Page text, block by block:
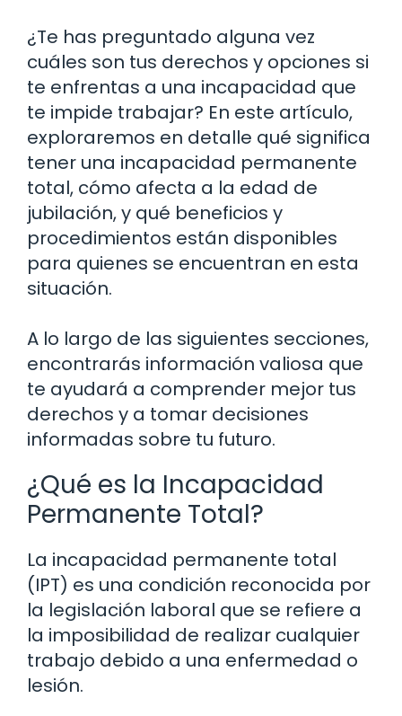
¿Te has preguntado alguna vez
cuáles son tus derechos y opciones si
te enfrentas a una incapacidad que
te impide trabajar? En este artículo,
exploraremos en detalle qué significa
tener una incapacidad permanente
total, cómo afecta a la edad de
jubilación, y qué beneficios y
procedimientos están disponibles
para quienes se encuentran en esta
situación.
A lo largo de las siguientes secciones,
encontrarás información valiosa que
te ayudará a comprender mejor tus
derechos y a tomar decisiones
informadas sobre tu futuro.
¿Qué es la Incapacidad
Permanente Total?
La incapacidad permanente total
(IPT) es una condición reconocida por
la legislación laboral que se refiere a
la imposibilidad de realizar cualquier
trabajo debido a una enfermedad o
lesión.